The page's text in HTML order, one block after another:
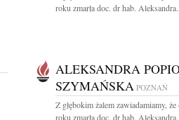
roku zmarła doc. dr hab.
ALEKSANDRA
SZYMAŃSKA POZNAŃ
Z głębokim żalem zawiadamiamy,
roku zmarła doc. dr hab.